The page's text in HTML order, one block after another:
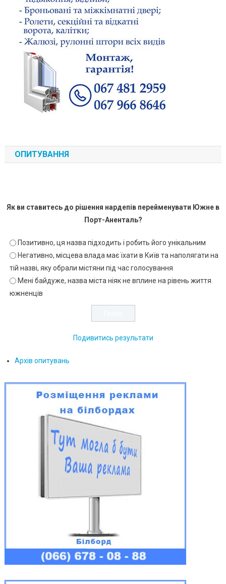
ОПИТУВАННЯ
Як ви ставитесь до рішення нардепів перейменувати Южне в
Порт-Аненталь?
Позитивно, ця назва підходить і робить його унікальним
Негативно, місцева влада має їхати в Київ та наполягати на
тій назві, яку обрали містяни під час голосування
Мені байдуже, назва міста ніяк не вплине на рівень життя
южненців
Подивитись результати
Архів опитувань